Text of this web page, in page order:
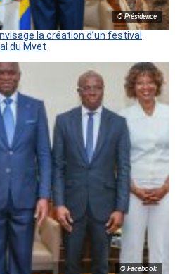
© Présidence
la création d’un festival
du Mvet
© Facebook